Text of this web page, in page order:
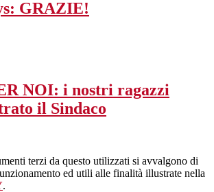
GRAZIE!
NOI: i nostri ragazzi
il Sindaco
terzi da questo utilizzati si avvalgono di
ed utili alle finalità illustrate nella
.